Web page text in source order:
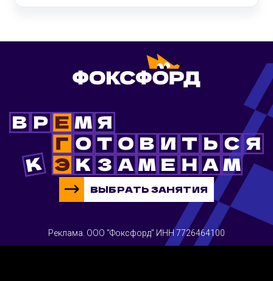
ВЫБРАТЬ ЗАНЯТИЯ
Реклама. ООО "Фоксфорд" ИНН 7726464100